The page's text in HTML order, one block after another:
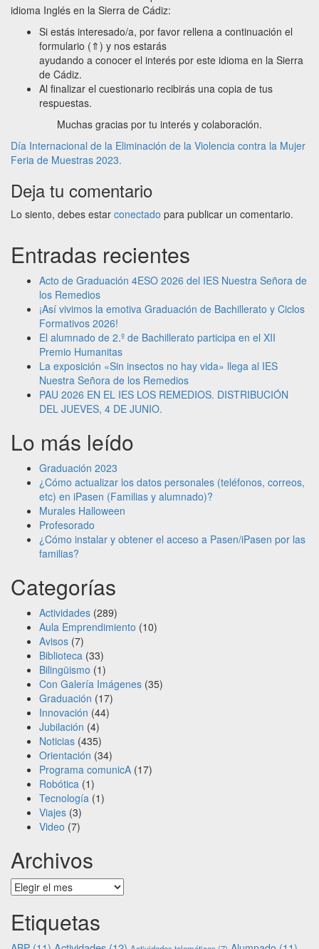
idioma Inglés en la Sierra de Cádiz:
Si estás interesado/a, por favor rellena a continuación el
formulario (⇑) y nos estarás
ayudando a conocer el interés por este idioma en la Sierra
de Cádiz.
Al ﬁnalizar el cuestionario recibirás una copia de tus
respuestas.
Muchas gracias por tu interés y colaboración.
Navegación
de
entradas
Día Internacional de la Eliminación de la Violencia contra la Mujer
Feria de Muestras 2023.
Deja tu comentario
Lo siento, debes estar conectado para publicar un comentario.
Entradas recientes
Acto de Graduación 4ESO 2026 del IES Nuestra Señora de
los Remedios
¡Así vivimos la emotiva Graduación de Bachillerato y Ciclos
Formativos 2026!
El alumnado de 2.º de Bachillerato participa en el XII
Premio Humanitas
La exposición «Sin insectos no hay vida» llega al IES
Nuestra Señora de los Remedios
PAU 2026 EN EL IES LOS REMEDIOS. DISTRIBUCIÓN
DEL JUEVES, 4 DE JUNIO.
Lo más leído
Graduación 2023
¿Cómo actualizar los datos personales (teléfonos, correos,
etc) en iPasen (Familias y alumnado)?
Murales Halloween
Profesorado
¿Cómo instalar y obtener el acceso a Pasen/iPasen por las
familias?
Categorías
Actividades (289)
Aula Emprendimiento (10)
Avisos (7)
Biblioteca (33)
Bilingüismo (1)
Con Galería Imágenes (35)
Graduación (17)
Innovación (44)
Jubilación (4)
Noticias (435)
Orientación (34)
Programa comunicA (17)
Robótica (1)
Tecnología (1)
Viajes (3)
Video (7)
Archivos
Archivos
Etiquetas